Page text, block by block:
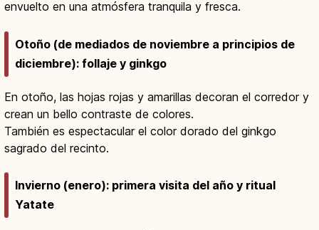
envuelto en una atmósfera tranquila y fresca.
Otoño (de mediados de noviembre a principios de
diciembre): follaje y ginkgo
En otoño, las hojas rojas y amarillas decoran el corredor y
crean un bello contraste de colores.
También es espectacular el color dorado del ginkgo
sagrado del recinto.
Invierno (enero): primera visita del año y ritual
Yatate